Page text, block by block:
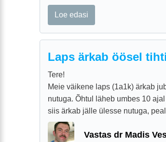
Loe edasi
Laps ärkab öösel tihti
Tere!
Meie väikene laps (1a1k) ärkab
nutuga. Õhtul läheb umbes 10
siis ärkab jälle ülesse nutuga,
Vastas dr Madis